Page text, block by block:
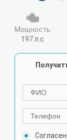
Мощность
197 л.с